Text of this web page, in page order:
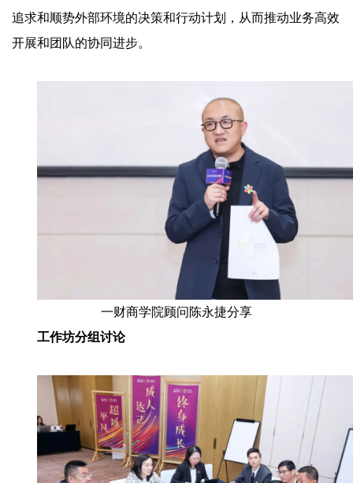
追求和顺势外部环境的决策和行动计划，从而推动业务高效
开展和团队的协同进步。
一财商学院顾问陈永捷分享
工作坊分组讨论